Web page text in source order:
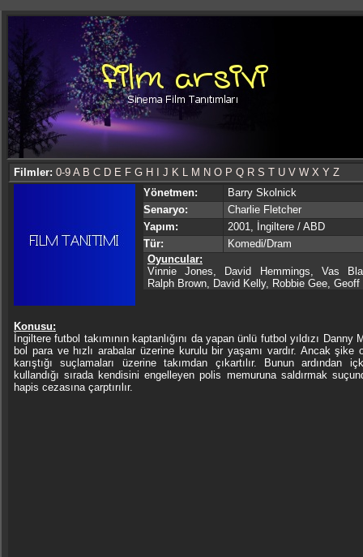
Filmler: 0-9 A B C D E F G H J K L M N O P Q R S T U V W X Y Z
Yönetmen:
Barry Skolnick
Senaryo:
Charlie Fletcher
Yapım:
2001, İngiltere / ABD
Tür:
Komedi/Dram
Oyuncular:
Vinnie Jones, David Hemmings, Vas
Ralph Brown, David Kelly, Robbie Gee, Geoff
Konusu:
İngiltere futbol takımının kaptanlığını da yapan ünlü futbol yıldızı Danny
bol para ve hızlı arabalar üzerine kurulu bir yaşamı vardır. Ancak şike
karıştığı suçlamaları üzerine takımdan çıkartılır. Bunun ardından
kullandığı sırada kendisini engelleyen polis memuruna saldırmak
hapis cezasına çarptırılır.